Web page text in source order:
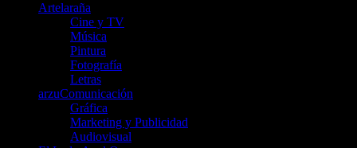
Artelaraña
Cine y TV
Música
Pintura
Fotografía
Letras
arzuComunicación
Gráfica
Marketing y Publicidad
Audiovisual